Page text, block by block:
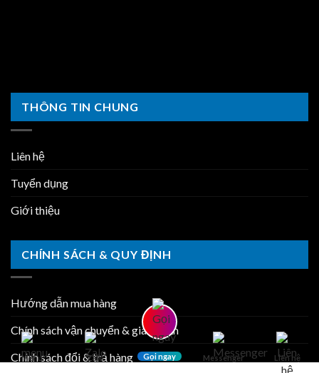
THÔNG TIN CHUNG
Liên hệ
Tuyển dụng
Giới thiệu
CHÍNH SÁCH & QUY ĐỊNH
Hướng dẫn mua hàng
Chính sách vận chuyển & giao nhận
Chính sách đổi & trả hàng
Menu Zalo Gọi ngay Messenger Liên hệ